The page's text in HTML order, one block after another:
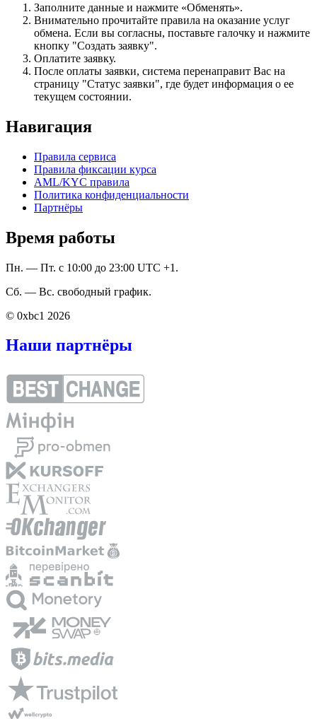
Заполните данные и нажмите «Обменять».
Внимательно прочитайте правила на оказание услуг
обмена. Если вы согласны, поставьте галочку и нажмите
кнопку "Создать заявку".
Оплатите заявку.
После оплаты заявки, система перенаправит Вас на
страницу "Статус заявки", где будет информация о ее
текущем состоянии.
Навигация
Правила сервиса
Правила фиксации курса
AML/KYC правила
Политика конфиденциальности
Партнёры
Время работы
Пн. — Пт. с 10:00 до 23:00 UTC +1.
Сб. — Вс. свободный график.
© 0xbc1 2026
Наши партнёры